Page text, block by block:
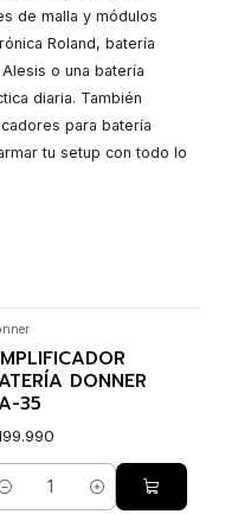
de malla y módulos
Roland, batería
o una batería
diaria. También
para batería
tu setup con todo lo
DONNER
35